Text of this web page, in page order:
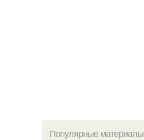
Популярные материалы